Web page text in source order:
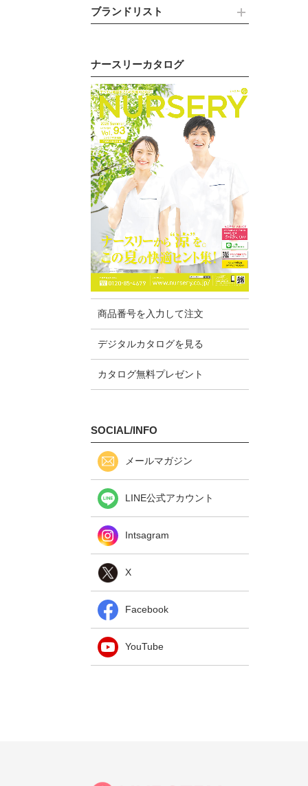
ブランドリスト
ナースリーカタログ
商品番号を入力して注文
デジタルカタログを見る
カタログ無料プレゼント
SOCIAL/INFO
メールマガジン
LINE公式アカウント
Intsagram
X
Facebook
YouTube